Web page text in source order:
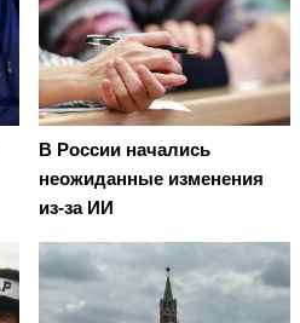
В России начались
неожиданные изменения
из-за ИИ